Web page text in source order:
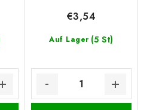
Auf Lager (5 St)
€3,54